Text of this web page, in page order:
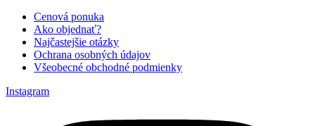
Cenová ponuka
Ako objednať?
Najčastejšie otázky
Ochrana osobných údajov
Všeobecné obchodné podmienky
Instagram